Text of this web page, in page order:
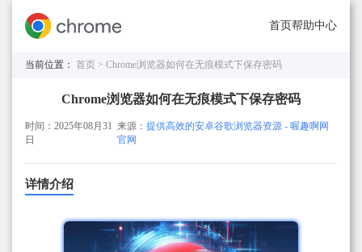
首页帮助中心
当前位置： 首页 > Chrome浏览器如何在无痕模式下保存密码
Chrome浏览器如何在无痕模式下保存密码
时间：2025年08月31
日
来源：提供高效的安卓谷歌浏览器资源 - 喔趣啊网
官网
详情介绍